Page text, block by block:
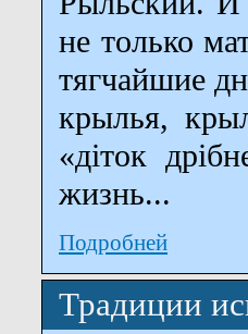
не только
тягчайшие
крылья,
«діток
жизнь...
Подробней
Традиции